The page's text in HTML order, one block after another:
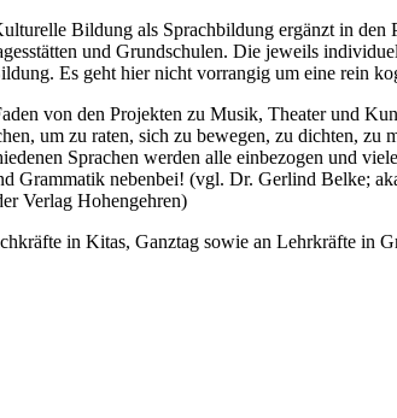
Bildung als Sprachbildung ergänzt in
und Grundschulen. Die jeweils
Es geht hier nicht vorrangig um eine rein
von den Projekten zu Musik, Theater und
um zu raten, sich zu bewegen, zu dichten, zu
Sprachen werden alle einbezogen und
Grammatik nebenbei! (vgl. Dr. Gerlind Belke;
Verlag Hohengehren)
in Kitas, Ganztag sowie an Lehrkräfte in